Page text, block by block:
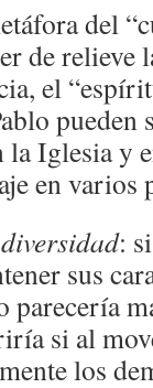
del
de relieve
el
Iglesia y
en varios
:
sus
parecería
si al
los